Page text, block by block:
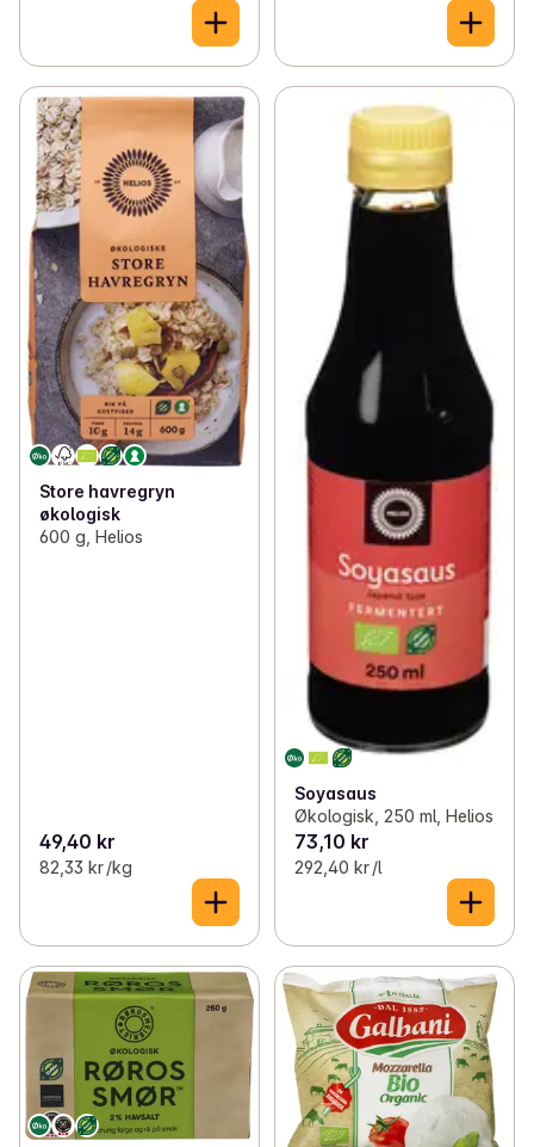
Store havregryn
økologisk
600 g, Helios
49,40 kr
82,33 kr /kg
Soyasaus
Økologisk, 250 ml, Helios
73,10 kr
292,40 kr /l